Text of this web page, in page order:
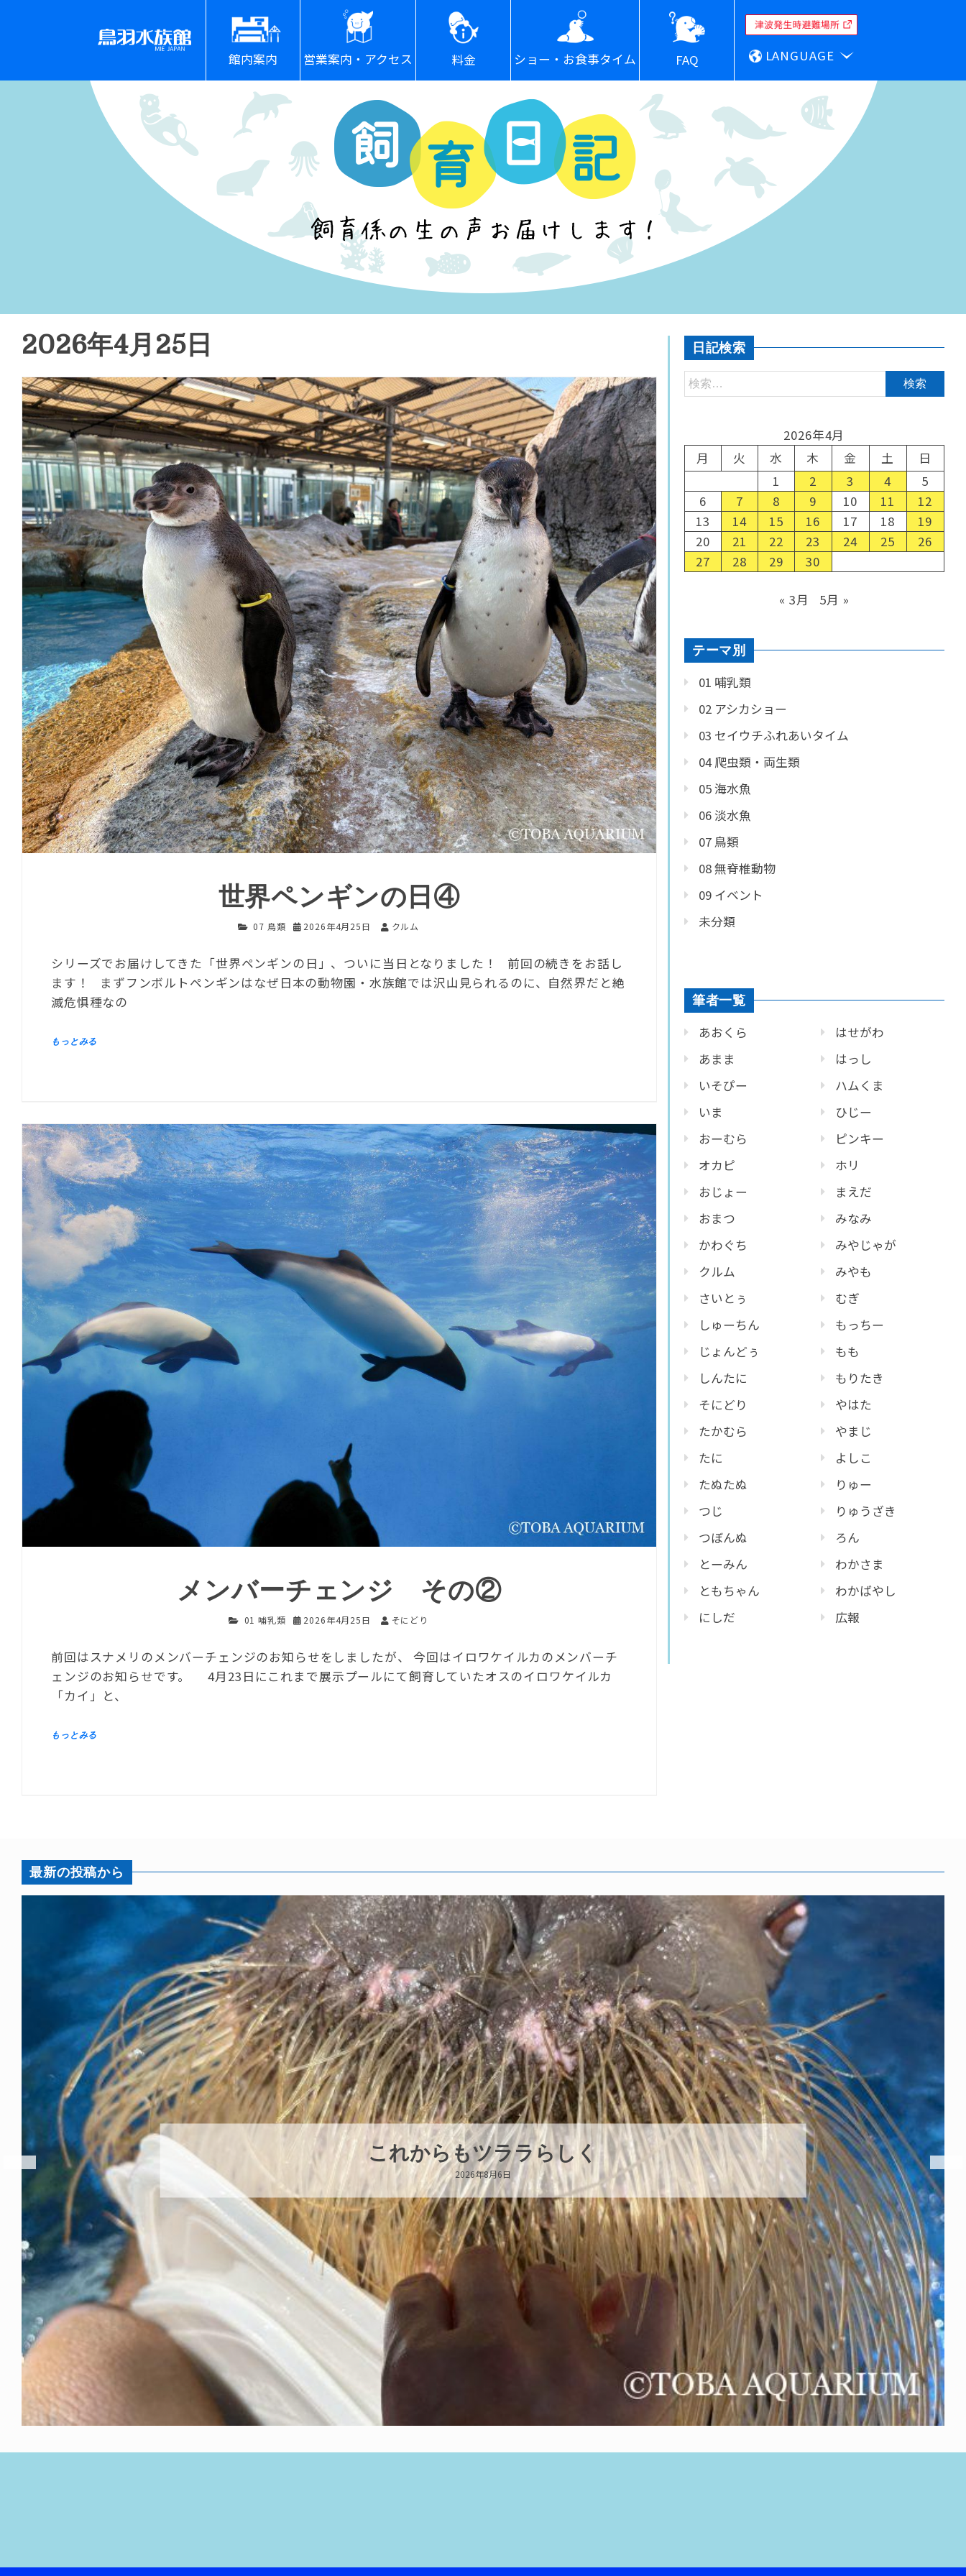
館内案内 営業案内・アクセス 料金 ショー・お食事タイム FAQ LANGUAGE
2026年4月25日
世界ペンギンの日④
07 鳥類 2026年4月25日 クルム
シリーズでお届けしてきた「世界ペンギンの日」、ついに当日となりました！ 前回の続きをお話し
ます！ まずフンボルトペンギンはなぜ日本の動物園・水族館では沢山見られるのに、自然界だと絶
滅危惧種なの
メンバーチェンジ その②
01 哺乳類 2026年4月25日 そにどり
前回はスナメリのメンバーチェンジのお知らせをしましたが、 今回はイロワケイルカのメンバーチ
ェンジのお知らせです。 4月23日にこれまで展示プールにて飼育していたオスのイロワケイルカ
「カイ」と、
日記検索
2026年4月
月
火 水 木 金 土
日
1
2 3 4
5
6
7 8 9 10 11
12
13
14 15 16 17 18
19
20
21 22 23 24 25
26
27
28 29 30
« 3月 5月 »
テーマ別
01 哺乳類
02 アシカショー
03 セイウチふれあいタイム
04 爬虫類・両生類
05 海水魚
06 淡水魚
07 鳥類
08 無脊椎動物
09 イベント
未分類
筆者一覧
あおくら
あまま
いそぴー
いま
おーむら
オカピ
おじょー
おまつ
かわぐち
クルム
さいとぅ
しゅーちん
じょんどぅ
しんたに
そにどり
たかむら
たに
たぬたぬ
つじ
つぼんぬ
とーみん
ともちゃん
にしだ
はせがわ
はっし
ハムくま
ひじー
ピンキー
ホリ
まえだ
みなみ
みやじゃが
みやも
むぎ
もっちー
もも
もりたき
やはた
やまじ
よしこ
りゅー
りゅうざき
ろん
わかさま
わかばやし
広報
最新の投稿から
ハロー’s Birthday!!!
2026年8月6日